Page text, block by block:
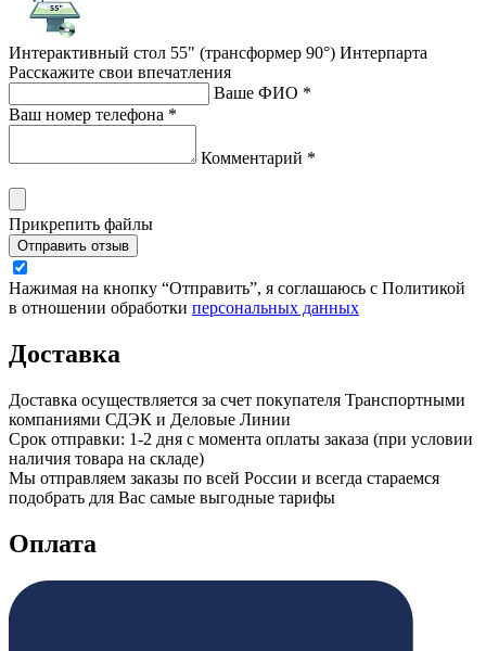
Интерактивный стол 55" (трансформер 90°) Интерпарта
Расскажите свои впечатления
Ваше ФИО *
Ваш номер телефона *
Комментарий *
Прикрепить файлы
Отправить отзыв
Нажимая на кнопку “Отправить”, я соглашаюсь с Политикой
в отношении обработки персональных данных
Доставка
Доставка осуществляется за счет покупателя Транспортными
компаниями СДЭК и Деловые Линии
Срок отправки: 1-2 дня с момента оплаты заказа (при условии
наличия товара на складе)
Мы отправляем заказы по всей России и всегда стараемся
подобрать для Вас самые выгодные тарифы
Оплата